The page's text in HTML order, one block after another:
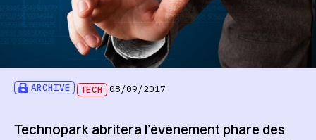
ARCHIVE TECH 08/09/2017
Technopark abritera l’évènement phare des